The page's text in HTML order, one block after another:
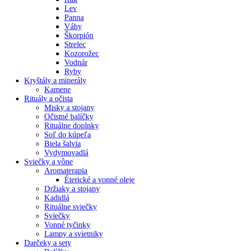
Lev
Panna
Váhy
Škorpión
Strelec
Kozorožec
Vodnár
Ryby
Kryštály a minerály
Kamene
Rituály a očista
Misky a stojany
Očistné balíčky
Rituálne doplnky
Soľ do kúpeľa
Biela šalvia
Vydymovadlá
Sviečky a vône
Aromaterapia
Éterické a vonné oleje
Držiaky a stojany
Kadidlá
Rituálne sviečky
Sviečky
Vonné tyčinky
Lampy a svietniky
Darčeky a sety